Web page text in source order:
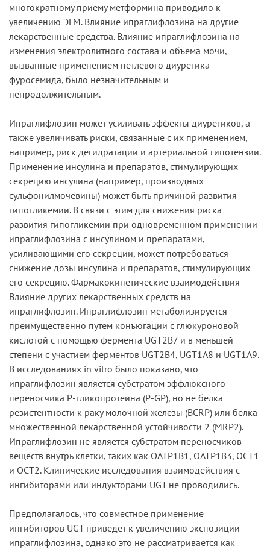
многократному приему метформина приводило к
увеличению ЭГМ. Влияние ипраглифлозина на другие
лекарственные средства. Влияние ипраглифлозина на
изменения электролитного состава и объема мочи,
вызванные применением петлевого диуретика
фуросемида, было незначительным и
непродолжительным.
Ипраглифлозин может усиливать эффекты диуретиков, а
также увеличивать риски, связанные с их применением,
например, риск дегидратации и артериальной гипотензии.
Применение инсулина и препаратов, стимулирующих
секрецию инсулина (например, производных
сульфонилмочевины) может быть причиной развития
гипогликемии. В связи с этим для снижения риска
развития гипогликемии при одновременном применении
ипраглифлозина с инсулином и препаратами,
усиливающими его секреции, может потребоваться
снижение дозы инсулина и препаратов, стимулирующих
его секрецию. Фармакокинетические взаимодействия
Влияние других лекарственных средств на
ипраглифлозин. Ипраглифлозин метаболизируется
преимущественно путем конъюгации с глюкуроновой
кислотой с помощью фермента UGT2В7 и в меньшей
степени с участием ферментов UGT2В4, UGT1А8 и UGT1А9.
В исследованиях in vitro было показано, что
ипраглифлозин является субстратом эффлюксного
переносчика Р-гликопротеина (Р-GP), но не белка
резистентности к раку молочной железы (BCRP) или белка
множественной лекарственной устойчивости 2 (MRP2).
Ипраглифлозин не является субстратом переносчиков
веществ внутрь клетки, таких как OATP1B1, OATP1B3, OCT1
и OCT2. Клинические исследования взаимодействия с
ингибиторами или индукторами UGT не проводились.
Предполагалось, что совместное применение
ингибиторов UGT приведет к увеличению экспозиции
ипраглифлозина, однако это не рассматривается как